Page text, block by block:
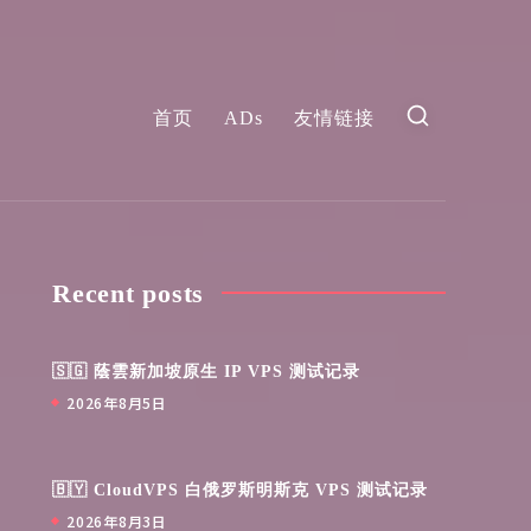
首页 ADs 友情链接
Recent posts
🇸🇬 蔭雲新加坡原生 IP VPS 测试记录
2026年8月5日
🇧🇾 CloudVPS 白俄罗斯明斯克 VPS 测试记录
2026年8月3日